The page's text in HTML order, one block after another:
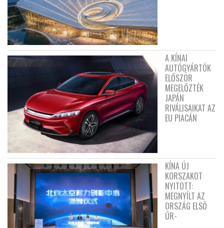
A KÍNAI
AUTÓGYÁRTÓK
ELŐSZÖR
MEGELŐZTÉK
JAPÁN
RIVÁLISAIKAT AZ
EU PIACÁN
KÍNA ÚJ
KORSZAKOT
NYITOTT:
MEGNYÍLT AZ
ORSZÁG ELSŐ
ŰR-